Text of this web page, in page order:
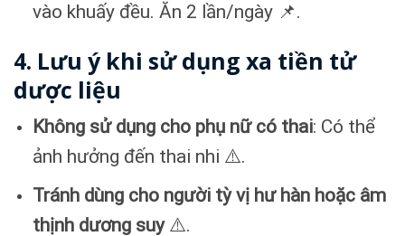
vào khuấy đều. Ăn 2 lần/ngày 📌.
4. Lưu ý khi sử dụng xa tiền tử
dược liệu
Không sử dụng cho phụ nữ có thai: Có thể
ảnh hưởng đến thai nhi ⚠️.
Tránh dùng cho người tỳ vị hư hàn hoặc âm
thịnh dương suy⚠️.